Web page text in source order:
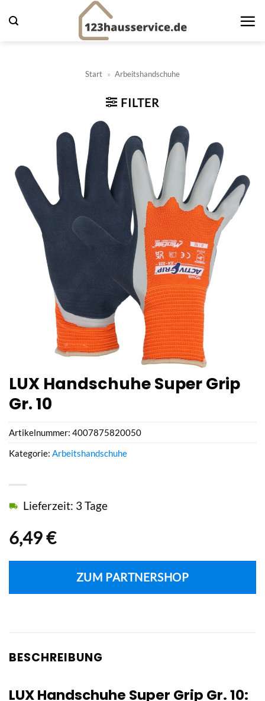
Inhalt
Start » Arbeitshandschuhe
FILTER
LUX Handschuhe Super Grip
Gr. 10
6,49€
Lieferzeit: 3 Tage
ZUM PARTNERSHOP
Artikelnummer: 4007875820050
Kategorie: Arbeitshandschuhe
BESCHREIBUNG
LUX Handschuhe Super Grip Gr. 10: